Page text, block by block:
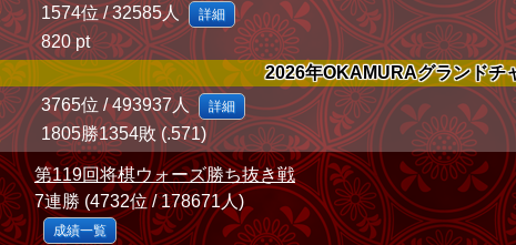
1574位 / 32585人 詳細
820 pt
2026年OKAMURAグランドチ
3765位 / 493937人 詳細
1805勝1354敗 (.571)
第119回将棋ウォーズ勝ち抜き戦
7連勝 (4732位 / 178671人)
成績一覧